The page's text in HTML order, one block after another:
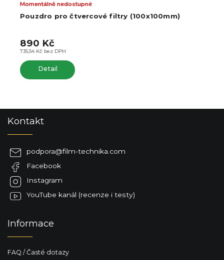
Pouzdro pro čtvercové filtry (100x100mm)
Momentálně nedostupné
735,54 Kč bez DPH
890 Kč
Detail
Kontakt
podpora@film-technika.com
Facebook
Instagram
YouTube kanál (recenze i testy)
Informace
FAQ / Časté dotazy